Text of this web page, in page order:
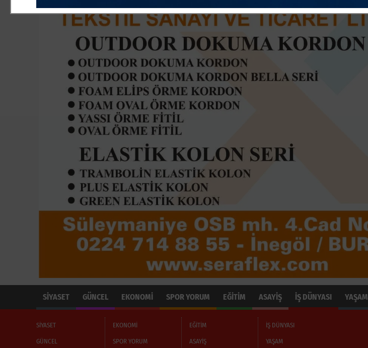
SİYASET GÜNCEL EKONOMİ SPOR YORUM EĞİTİM ASAYİŞ İŞ DÜNYASI YAŞAM
SİYASET
GÜNCEL
EKONOMİ
SPOR YORUM
EĞİTİM
ASAYİŞ
İŞ DÜNYASI
YAŞAM